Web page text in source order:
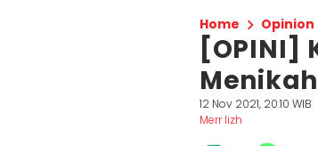
Home Opinion
[OPINI]
12 Nov 2021, 20:10 WIB
Merr lizh